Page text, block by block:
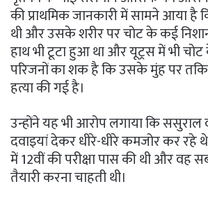
की प्राथमिक जानकारी में सामने आया है
थी और उसके शरीर पर चोट के कई
हाथ भी टूटा हुआ था और यूट्रस में भी चोट
परिजनों का शक है कि उसके मुंह पर
हत्या की गई है।
उन्होंने यह भी आरोप लगाया कि
दवाइयां देकर धीरे-धीरे कमजोर कर रहे
में 12वीं की परीक्षा पास की थी और वह
तैयारी करना चाहती थी।